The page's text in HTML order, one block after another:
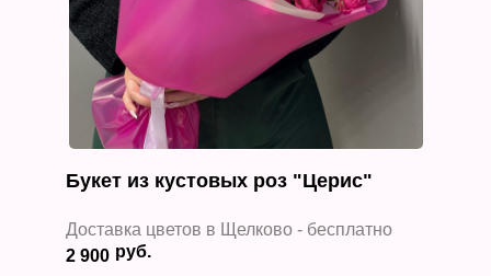
Букет из кустовых роз "Церис"
Доставка цветов в Щелково - бесплатно
2 900